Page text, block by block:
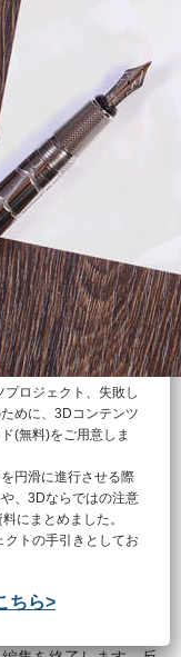
に値を指定してく
集を終了します。
。先程と同様に、
イントの制限を編
「最大値」に「60
ロジェクト、失敗し
めに、3Dコンテンツ
(無料)をご用意しま
円滑に進行させる際
、3Dならではの注意
にまとめました。
トの手引きとしてお
ちら>